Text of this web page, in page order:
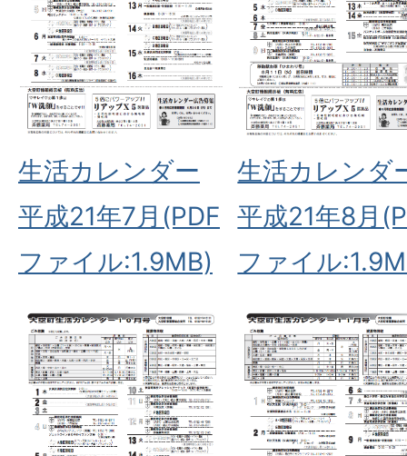
生活カレンダー
平成21年7月(PDF
ファイル:1.9MB)
生活カレンダ
平成21年8月
ファイル